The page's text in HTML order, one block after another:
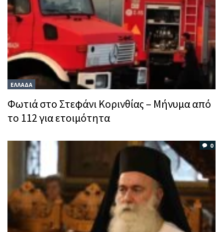
ΕΛΛΑΔΑ
Φωτιά στο Στεφάνι Κορινθίας – Μήνυμα από
το 112 για ετοιμότητα
0